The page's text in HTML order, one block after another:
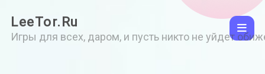
LeeTor.Ru
Игры для всех, даром, и пусть никто не уйдет